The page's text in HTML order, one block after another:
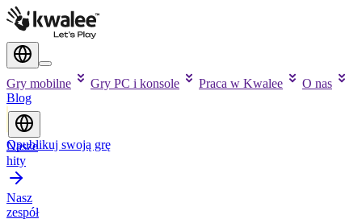
Gry mobilne Gry PC i konsole Praca w Kwalee
O nas
Blog
Opublikuj swoją grę
Nasze
hity
Nasz
zespół